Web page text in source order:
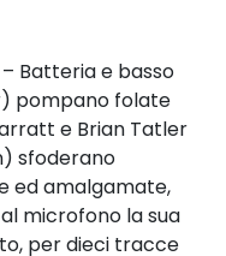
– Batteria e basso
pompano folate
e Brian Tatler
sfoderano
ed amalgamate,
microfono la sua
per dieci tracce